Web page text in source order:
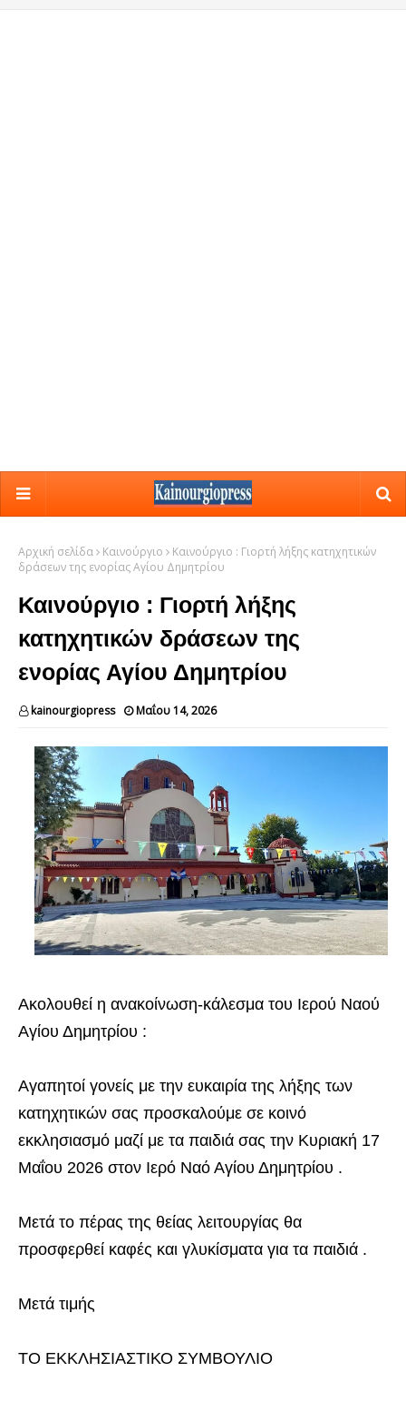
Αρχική σελίδα Καινούργιο
Καινούργιο : Γιορτή λήξης κατηχητικών
δράσεων της ενορίας Αγίου Δημητρίου
Καινούργιο : Γιορτή λήξης
κατηχητικών δράσεων της
ενορίας Αγίου Δημητρίου
kainourgiopress Μαΐου 14, 2026
Ακολουθεί η ανακοίνωση-κάλεσμα του Ιερού Ναού
Αγίου Δημητρίου :
Αγαπητοί γονείς με την ευκαιρία της λήξης των
κατηχητικών σας προσκαλούμε σε κοινό
εκκλησιασμό μαζί με τα παιδιά σας την Κυριακή 17
Μαΐου 2026 στον Ιερό Ναό Αγίου Δημητρίου .
Μετά το πέρας της θείας λειτουργίας θα
προσφερθεί καφές και γλυκίσματα για τα παιδιά .
Μετά τιμής
ΤΟ ΕΚΚΛΗΣΙΑΣΤΙΚΟ ΣΥΜΒΟΥΛΙΟ